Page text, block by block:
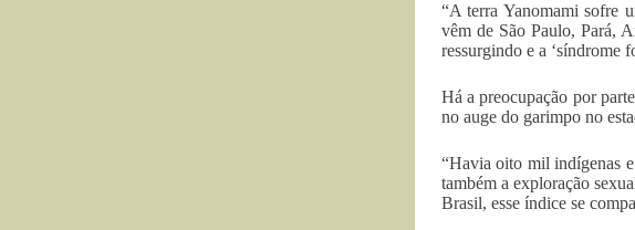
“A terra Yanomami sofre
vêm de São Paulo, Pará,
ressurgindo e a ‘síndrome
Há a preocupação por
no auge do garimpo no
“Havia oito mil indígenas
também a exploração
Brasil, esse índice se